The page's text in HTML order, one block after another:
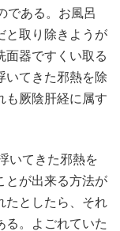
である。お風呂
と取り除きようが
面器ですくい取る
いてきた邪熱を除
も厥陰肝経に属す
いてきた邪熱を
とが出来る方法が
たとしたら、それ
る。よごれていた